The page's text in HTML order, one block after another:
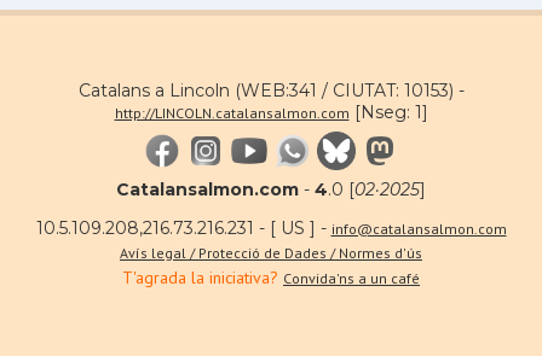
Catalans a Lincoln (WEB:341 / CIUTAT: 10153) -
http://LINCOLN.catalansalmon.com [Nseg: 1]
Catalansalmon.com - 4.0 [02·2025]
10.5.109.208,216.73.216.231 - [ US ] - info@catalansalmon.com
Avís legal / Protecció de Dades / Normes d'ús
T'agrada la iniciativa? Convida'ns a un café